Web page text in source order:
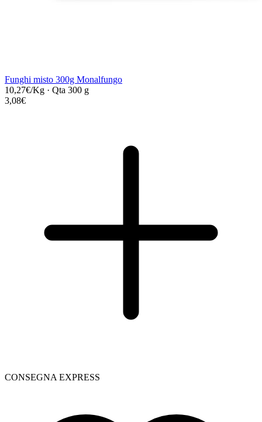
Funghi misto 300g Monalfungo
10,27€/Kg · Qta 300 g
3,08€
CONSEGNA EXPRESS